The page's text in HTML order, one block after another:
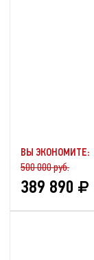
ВЫ ЭКОНОМИТЕ:
500 000 руб.
389 890